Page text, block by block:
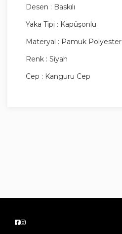
Desen : Baskılı
Yaka Tipi : Kapüşonlu
Materyal : Pamuk Polyester
Renk : Siyah
Cep : Kanguru Cep